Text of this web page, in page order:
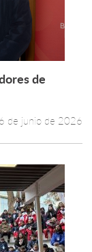
más +
de
de junio de 2026